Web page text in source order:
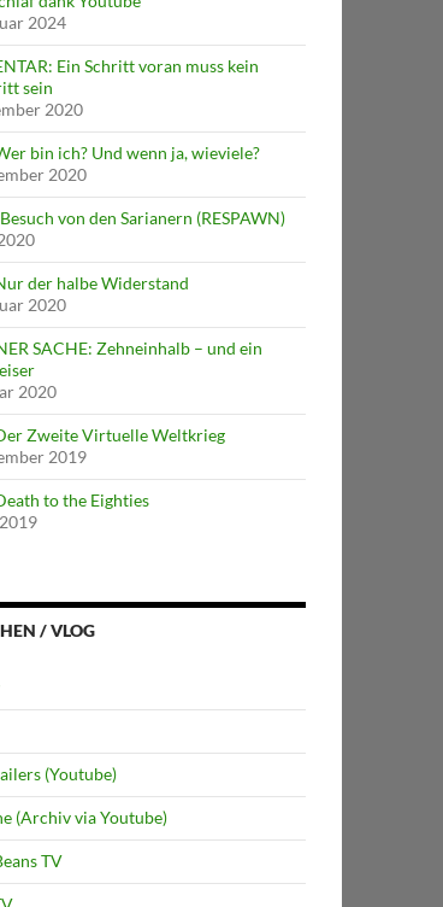
2024
Ein Schritt voran muss kein
sein
2020
bin ich? Und wenn ja, wieviele?
2020
von den Sarianern (RESPAWN)
der halbe Widerstand
2020
SACHE: Zehneinhalb – und ein
2020
Zweite Virtuelle Weltkrieg
2019
to the Eighties
/ VLOG
(Youtube)
(Archiv via Youtube)
TV